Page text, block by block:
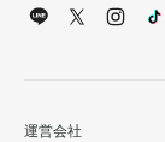
運営会社